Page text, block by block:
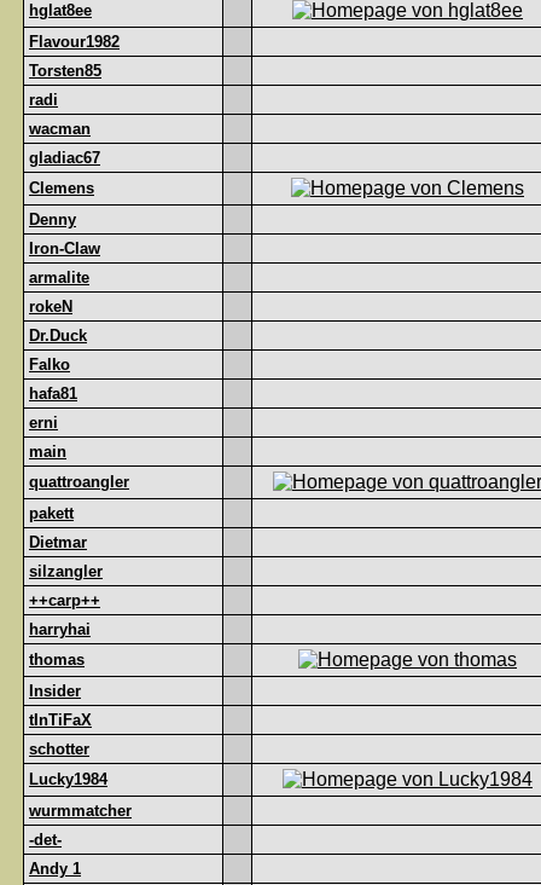
hglat8ee
Flavour1982
Torsten85
radi
wacman
gladiac67
Clemens
Denny
Iron-Claw
armalite
rokeN
Dr.Duck
Falko
hafa81
erni
main
quattroangler
pakett
Dietmar
silzangler
++carp++
harryhai
thomas
Insider
tInTiFaX
schotter
Lucky1984
wurmmatcher
-det-
Andy 1